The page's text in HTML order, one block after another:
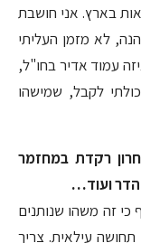
בארץ. אני חושבת
לא מזמן העליתי
עמוד אדיר בחו"ל,
לקבל, שמישהו
רקדת במחזמר
הדר ועוד…
כי זה משהו שנותנים
עילאית. צריך